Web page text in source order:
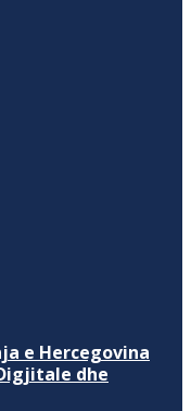
e Hercegovina
dhe